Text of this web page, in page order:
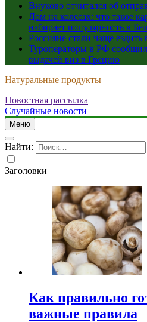
Внуково отчитался об
Дом на колесах: что такое
набирает популярность в
Россияне стали чаще ездить
Туроператоры в РФ
выдачей виз в Грецию
Натуральные продукты
Новостная рассылка
Случайные новости
Меню
Найти:
Заголовки
Как правильно
важные правила